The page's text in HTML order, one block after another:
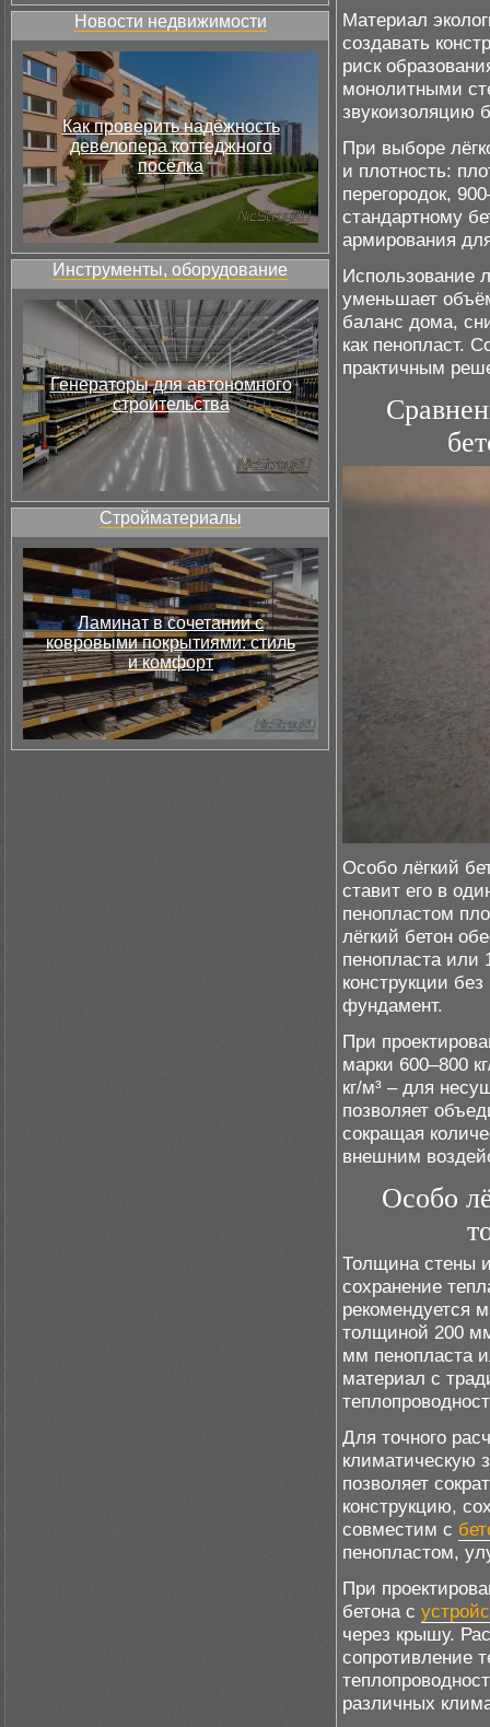
Новости недвижимости
Как проверить надёжность
девелопера коттеджного
посёлка
Инструменты, оборудование
Генераторы для автономного
строительства
Стройматериалы
Ламинат в сочетании с
ковровыми покрытиями: стиль
и комфорт
Материал
создавать
риск
монолитными
звукоизоляцию
При выборе
и плотность:
перегородок,
стандартному
армирования
Использование
уменьшает
баланс дома,
как пенопласт.
практичным
Особо лёгкий
ставит его в
пенопластом
лёгкий бетон
пенопласта или
конструкции
фундамент.
При
марки 600–800
кг/м³ – для
позволяет
сокращая
внешним
Особо
Толщина стены
сохранение
рекомендуется
толщиной 200
мм пенопласта
материал с
Для точного
климатическую
позволяет
конструкцию,
совместим с
пенопластом,
При
бетона с
через крышу.
сопротивление
различных